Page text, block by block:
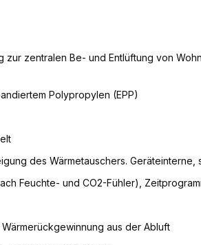
zentralen Be- und Entlüftung von
Polypropylen (EPP)
des Wärmetauschers. Geräteinterne,
Feuchte- und CO2-Fühler),
aus der Abluft